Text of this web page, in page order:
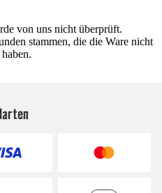
von uns nicht überprüft.
stammen, die die Ware nicht